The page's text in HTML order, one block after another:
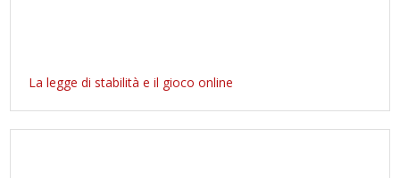
La legge di stabilità e il gioco online